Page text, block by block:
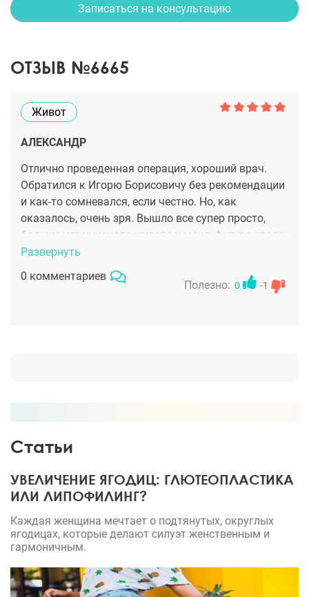
Записаться на консультацию
ОТЗЫВ №6665
Живот
АЛЕКСАНДР
Отлично проведенная операция, хороший врач.
Обратился к Игорю Борисовичу без рекомендации
и как-то сомневался, если честно. Но, как
оказалось, очень зря. Вышло все супер просто,
больше нет никакого живота у меня, фигура стала,
как будто спортом всю жизнь занимался.
Развернуть
0 комментариев
Полезно: 0 -1
Статьи
УВЕЛИЧЕНИЕ ЯГОДИЦ: ГЛЮТЕОПЛАСТИКА
ИЛИ ЛИПОФИЛИНГ?
Каждая женщина мечтает о подтянутых, округлых
ягодицах, которые делают силуэт женственным и
гармоничным.